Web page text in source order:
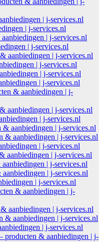
| j-services.nl
| j-services.nl
| j-services.nl
| j-services.nl
aanbiedingen | j-services.nl
| j-services.nl
| j-services.nl
| j-services.nl
& aanbiedingen | j-
aanbiedingen | j-services.nl
| j-services.nl
aanbiedingen | j-services.nl
& aanbiedingen | j-services.nl
| j-services.nl
aanbiedingen | j-services.nl
| j-services.nl
| j-services.nl
| j-services.nl
& aanbiedingen | j-
aanbiedingen | j-services.nl
& aanbiedingen | j-services.nl
| j-services.nl
producten & aanbiedingen | j-